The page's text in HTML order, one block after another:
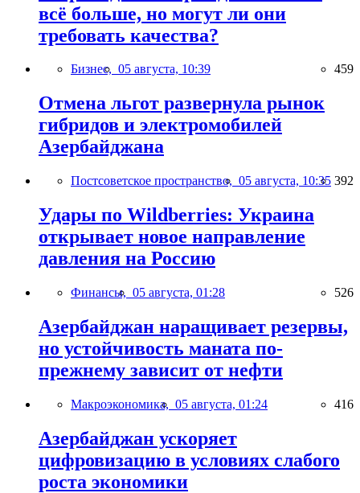
всё больше, но могут ли они
требовать качества?
Бизнес, 05 августа, 10:39 459
Отмена льгот развернула рынок
гибридов и электромобилей
Азербайджана
Постсоветское пространство, 05 августа, 10:35 392
Удары по Wildberries: Украина
открывает новое направление
давления на Россию
Финансы, 05 августа, 01:28 526
Азербайджан наращивает резервы,
но устойчивость маната по-
прежнему зависит от нефти
Макроэкономика, 05 августа, 01:24 416
Азербайджан ускоряет
цифровизацию в условиях слабого
роста экономики